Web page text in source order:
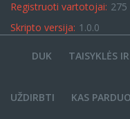
Registruoti vartotojai: 275
Skripto versija: 1.0.0
DUK TAISYKLĖS
UŽDIRBTI KAS